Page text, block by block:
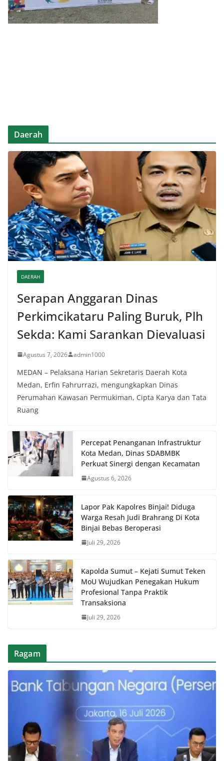
Daerah
DAERAH
Serapan Anggaran Dinas
Perkimcikataru Paling Buruk, Plh
Sekda: Kami Sarankan Dievaluasi
Agustus 7, 2026 admin1000
MEDAN – Pelaksana Harian Sekretaris Daerah Kota
Medan, Erfin Fahrurrazi, mengungkapkan Dinas
Perumahan Kawasan Permukiman, Cipta Karya dan Tata
Ruang
Percepat Penanganan Infrastruktur
Kota Medan, Dinas SDABMBK
Perkuat Sinergi dengan Kecamatan
Agustus 6, 2026
Lapor Pak Kapolres Binjai! Diduga
Warga Resah Judi Brahrang Di Kota
Binjai Bebas Beroperasi
Juli 29, 2026
Kapolda Sumut – Kejati Sumut Teken
MoU Wujudkan Penegakan Hukum
Profesional Tanpa Praktik
Transaksiona
Juli 29, 2026
Ragam